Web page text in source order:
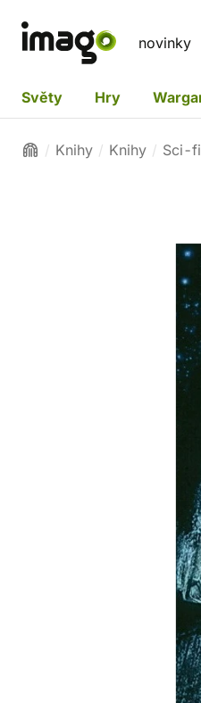
novinky
Světy Hry
Knihy Knihy Sci-fi